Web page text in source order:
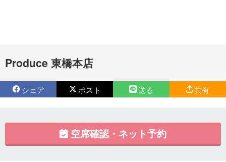
Produce 東橋本店
シェア ポスト 送る 共有
空席確認・ネット予約